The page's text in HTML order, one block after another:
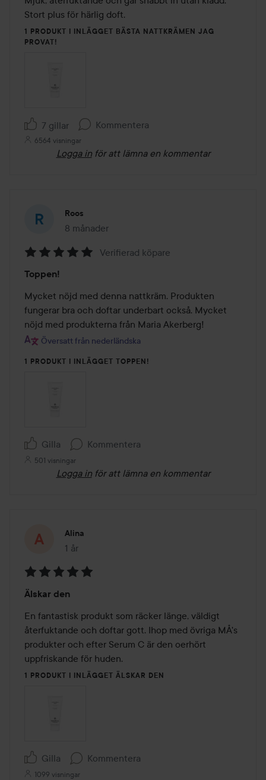
Stort plus för härlig doft.
1 PRODUKT I INLÄGGET BÄSTA NATTKRÄMEN JAG
PROVAT!
7 gillar Kommentera
6564 visningar
Logga in för att lämna en kommentar
Roos
8 månader
Inlägget skapades 8 månader
5
av
5
Verifierad köpare
Toppen!
Mycket nöjd med denna nattkräm. Produkten
fungerar bra och doftar underbart också. Mycket
nöjd med produkterna från Maria Akerberg!
Översatt från nederländska
1 PRODUKT I INLÄGGET TOPPEN!
Gilla Kommentera
501 visningar
Logga in för att lämna en kommentar
Alina
1 år
Inlägget skapades 1 år
5
av
5
Älskar den
En fantastisk produkt som räcker länge, väldigt
återfuktande och doftar gott. Ihop med övriga MÅ's
produkter och efter Serum C är den oerhört
uppfriskande för huden.
1 PRODUKT I INLÄGGET ÄLSKAR DEN
Gilla Kommentera
1099 visningar